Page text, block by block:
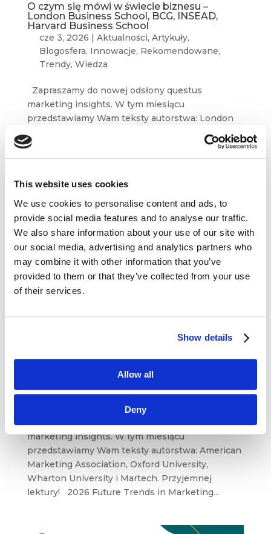
This website uses cookies
We use cookies to personalise content and ads, to
provide social media features and to analyse our traffic.
We also share information about your use of our site with
our social media, advertising and analytics partners who
may combine it with other information that you’ve
provided to them or that they’ve collected from your use
of their services.
Show details
Allow all
Deny
O czym się mówi w świecie biznesu –
London Business School, BCG, INSEAD,
Harvard Business School
cze 3, 2026 Aktualności, Artykuły,
Blogosfera, Innowacje, Rekomendowane,
Trendy, Wiedza
Zapraszamy do nowej odsłony questus
marketing insights. W tym miesiącu
przedstawiamy Wam teksty autorstwa: London
Business School. Przyjemnej lektury! Want
Consumer Insights Faster? AI Can Help.
O czym się mówi w świecie biznesu –
University, Wharton University i Martech
Aktualności ,Artykuły
Trendy,Wiedza
Zapraszamy do nowej odsłony questus
marketing insights. W tym miesiącu
przedstawiamy Wam teksty autorstwa: American
Marketing Association, Oxford University,
Wharton University i Martech. Przyjemnej
lektury! 2026 Future Trends in Marketing...